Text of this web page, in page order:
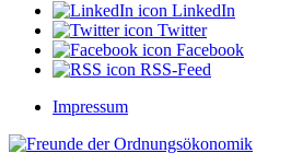
LinkedIn
Twitter
Facebook
RSS-Feed
Impressum